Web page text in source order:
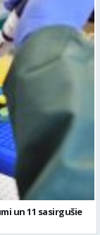
un 11 sasirgušie